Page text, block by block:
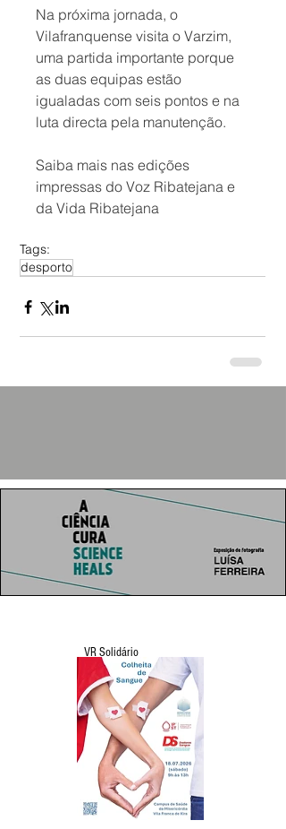
Na próxima jornada, o
Vilafranquense visita o Varzim,
uma partida importante porque
as duas equipas estão
igualadas com seis pontos e na
luta directa pela manutenção.
Saiba mais nas edições
impressas do Voz Ribatejana e
da Vida Ribatejana
Tags:
desporto
VR Solidário